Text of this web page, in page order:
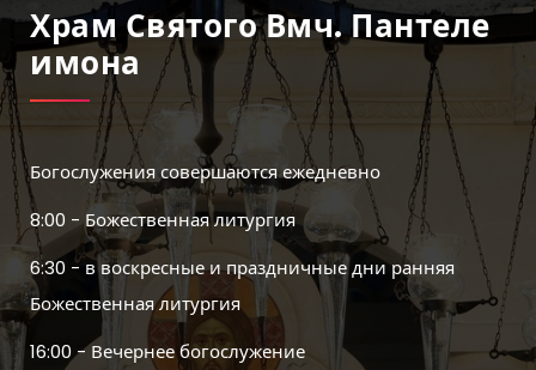
Храм Святого Вмч. Пантеле
Имона
Богослужения совершаются ежедневно
8:00 - Божественная литургия
6:30 - в воскресные и праздничные дни ранняя
Божественная литургия
16:00 - Вечернее богослужение